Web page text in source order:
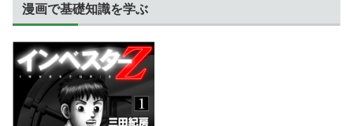
漫画で基礎知識を学ぶ